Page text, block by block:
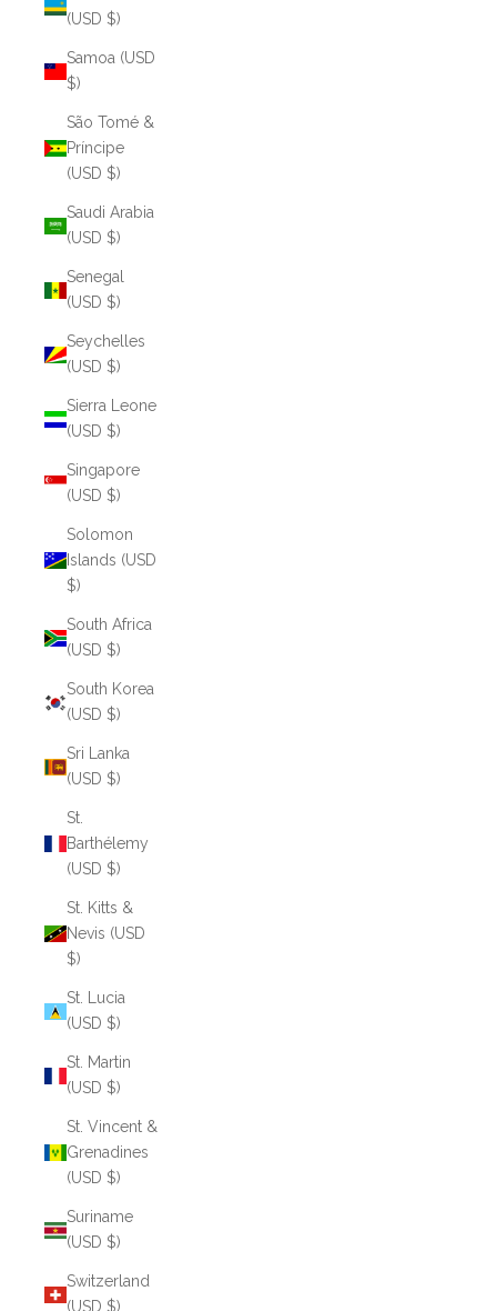
(USD $)
Samoa (USD
$)
São Tomé &
Príncipe
(USD $)
Saudi Arabia
(USD $)
Senegal
(USD $)
Seychelles
(USD $)
Sierra Leone
(USD $)
Singapore
(USD $)
Solomon
Islands (USD
$)
South Africa
(USD $)
South Korea
(USD $)
Sri Lanka
(USD $)
St.
Barthélemy
(USD $)
St. Kitts &
Nevis (USD
$)
St. Lucia
(USD $)
St. Martin
(USD $)
St. Vincent &
Grenadines
(USD $)
Suriname
(USD $)
Switzerland
(USD $)